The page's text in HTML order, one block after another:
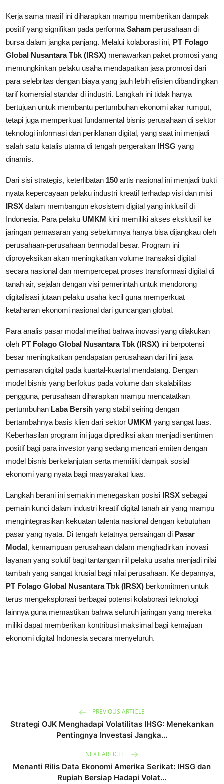
Kerja sama masif ini diharapkan mampu memberikan dampak
positif yang signifikan pada performa Saham perusahaan di
bursa dalam jangka panjang. Melalui kolaborasi ini, PT Folago
Global Nusantara Tbk (IRSX) menawarkan paket promosi yang
memungkinkan pelaku usaha mendapatkan jasa promosi dari
para selebritas dengan biaya yang jauh lebih efisien dibandingkan
tarif komersial standar di industri. Langkah ini tidak hanya
bertujuan untuk membantu pertumbuhan ekonomi akar rumput,
tetapi juga memperkuat fundamental bisnis perusahaan di sektor
teknologi informasi dan periklanan digital, yang saat ini menjadi
salah satu katalis utama di tengah pergerakan IHSG yang
dinamis.
Dari sisi strategis, keterlibatan 150 artis nasional ini menjadi bukti
nyata kepercayaan pelaku industri kreatif terhadap visi dan misi
IRSX dalam membangun ekosistem digital yang inklusif di
Indonesia. Para pelaku UMKM kini memiliki akses eksklusif ke
jaringan pemasaran yang sebelumnya hanya bisa dijangkau oleh
perusahaan-perusahaan bermodal besar. Program ini
diproyeksikan akan meningkatkan volume transaksi digital
secara nasional dan mempercepat proses transformasi digital di
tanah air, sejalan dengan visi pemerintah untuk mendorong
digitalisasi jutaan pelaku usaha kecil guna memperkuat
ketahanan ekonomi nasional dari guncangan global.
Para analis pasar modal melihat bahwa inovasi yang dilakukan
oleh PT Folago Global Nusantara Tbk (IRSX) ini berpotensi
besar meningkatkan pendapatan perusahaan dari lini jasa
pemasaran digital pada kuartal-kuartal mendatang. Dengan
model bisnis yang berfokus pada volume dan skalabilitas
pengguna, perusahaan diharapkan mampu mencatatkan
pertumbuhan Laba Bersih yang stabil seiring dengan
bertambahnya basis klien dari sektor UMKM yang sangat luas.
Keberhasilan program ini juga diprediksi akan menjadi sentimen
positif bagi para investor yang sedang mencari emiten dengan
model bisnis berkelanjutan serta memiliki dampak sosial
ekonomi yang nyata bagi masyarakat luas.
Langkah berani ini semakin menegaskan posisi IRSX sebagai
pemain kunci dalam industri kreatif digital tanah air yang mampu
mengintegrasikan kekuatan talenta nasional dengan kebutuhan
pasar yang nyata. Di tengah ketatnya persaingan di Pasar
Modal, kemampuan perusahaan dalam menghadirkan inovasi
layanan yang solutif bagi tantangan riil pelaku usaha menjadi nilai
tambah yang sangat krusial bagi nilai perusahaan. Ke depannya,
PT Folago Global Nusantara Tbk (IRSX) berkomitmen untuk
terus mengeksplorasi berbagai potensi kolaborasi teknologi
lainnya guna memastikan bahwa seluruh jaringan yang mereka
miliki dapat memberikan kontribusi maksimal bagi kemajuan
ekonomi digital Indonesia secara menyeluruh.
PREVIOUS ARTICLE
Strategi OJK Menghadapi Volatilitas IHSG: Menekankan
Pentingnya Investasi Jangka...
NEXT ARTICLE
Menanti Rilis Data Ekonomi Amerika Serikat: IHSG dan
Rupiah Bersiap Hadapi Volat...